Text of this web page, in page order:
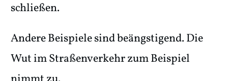
schließen.
Andere Beispiele sind beängstigend. Die
Wut im Straßenverkehr zum Beispiel